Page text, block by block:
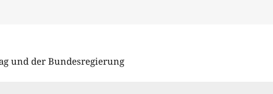
und der Bundesregierung